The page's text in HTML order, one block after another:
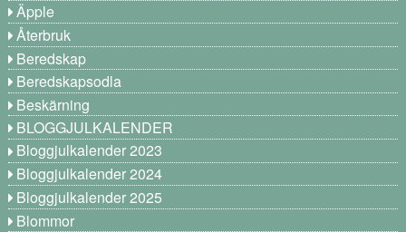
Äpple
Återbruk
Beredskap
Beredskapsodla
Beskärning
BLOGGJULKALENDER
Bloggjulkalender 2023
Bloggjulkalender 2024
Bloggjulkalender 2025
Blommor